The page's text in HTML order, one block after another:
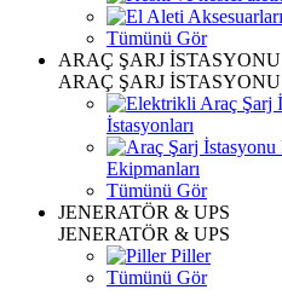
Tümünü Gör
ARAÇ ŞARJ İSTASYONU
ARAÇ ŞARJ İSTASYONU
İstasyonları
Ekipmanları
Tümünü Gör
JENERATÖR & UPS
JENERATÖR & UPS
Piller
Tümünü Gör